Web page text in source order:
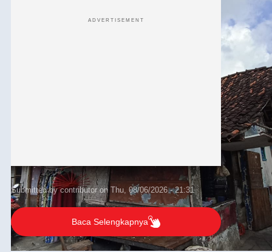
ADVERTISEMENT
Submitted bycontributoron Thu, 08/06/2026 - 21:31
Baca Selengkapnya